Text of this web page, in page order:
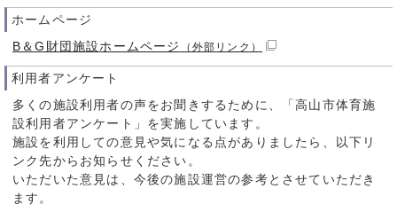
ホームページ
B＆G財団施設ホームページ
（外部リンク）
利用者アンケート
多くの施設利用者の声をお聞きするために、「高山市体育施
設利用者アンケート」を実施しています。
施設を利用しての意見や気になる点がありましたら、以下リ
ンク先からお知らせください。
いただいた意見は、今後の施設運営の参考とさせていただき
ます。